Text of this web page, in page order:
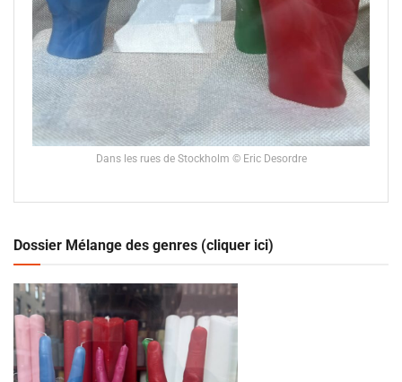
Dans les rues de Stockholm © Eric Desordre
Dossier Mélange des genres (cliquer ici)